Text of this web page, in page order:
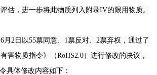
估，进一步将此物质列入附录IV的限用物质。
月2日以55票同意、1票反对、2票弃权，通过了
害物质指令》（RoHS2.0）进行修改的决议，
具体修改内容如下：